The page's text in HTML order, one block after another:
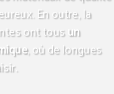
En outre, la
ont tous un
, où de longues